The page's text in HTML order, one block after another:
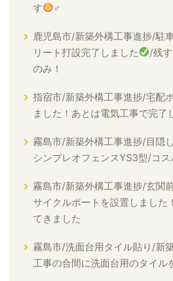
す
‍♂
鹿児島市/新築外構工事進捗/駐
リート打設完了しました
/残
のみ！
指宿市/新築外構工事進捗/宅配
ました！あとは電気工事で完了
霧島市/新築外構工事進捗/目隠
シンプレオフェンスYS3型/コス
霧島市/新築外構工事進捗/玄関
サイクルポートを設置しました
てきました
霧島市/洗面台用タイル貼り/新
工事の合間に洗面台用のタイル